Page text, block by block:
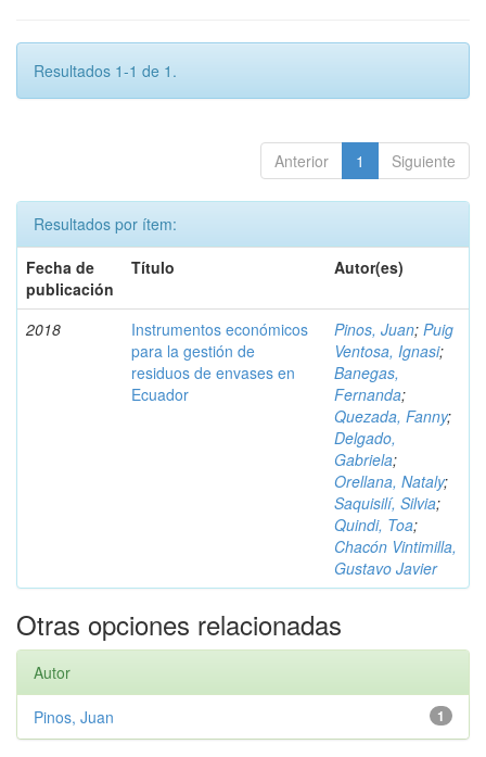
Resultados 1-1 de 1.
Anterior 1 Siguiente
Resultados por ítem:
Fecha de
publicación
Título Autor(es)
2018
Instrumentos económicos
para la gestión de
residuos de envases en
Ecuador
Pinos, Juan; Puig
Ventosa, Ignasi;
Banegas,
Fernanda;
Quezada, Fanny;
Delgado,
Gabriela;
Orellana, Nataly;
Saquisilí, Silvia;
Quindi, Toa;
Chacón Vintimilla,
Gustavo Javier
Otras opciones relacionadas
Autor
1
Pinos, Juan